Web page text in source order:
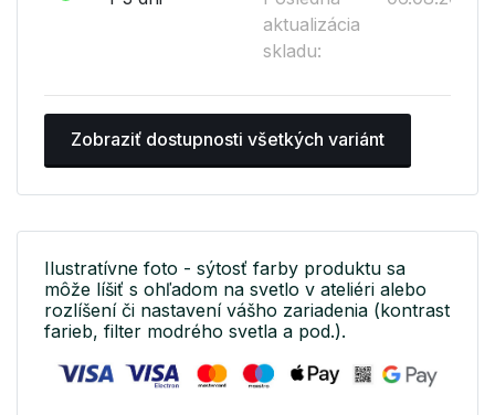
aktualizácia
skladu:
Zobraziť dostupnosti všetkých variánt
Ilustratívne foto - sýtosť farby produktu sa
môže líšiť s ohľadom na svetlo v ateliéri alebo
rozlíšení či nastavení vášho zariadenia (kontrast
farieb, filter modrého svetla a pod.).